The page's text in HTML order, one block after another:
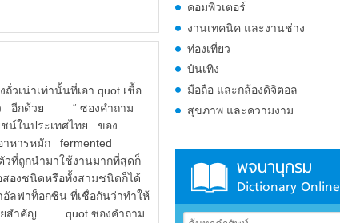
เน่าเท่านั้นที่เอา quot เชื้อ
อิ๊ว อีกด้วย “ ซองคำถาม
น์ในประเทศไทย ของ
หารหมัก fermented
ถูกนำมาใช้งานมากที่สุดก็
สองชนิดหรือทั้งสามชนิดก็ได้
อัลฟาท็อกซิน ที่เชื่อกันว่าทำให้
จจัยสำคัญ quot ซองคำถาม
คอมพิวเตอร์
งานเทคนิค และงานช่าง
ท่องเที่ยว
บันเทิง
มือถือ และกล้องดิจิตอล
สุขภาพ และความงาม
พจนานุกรม
Dictionary Online